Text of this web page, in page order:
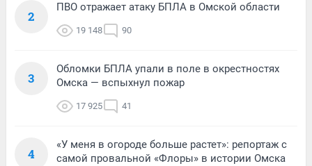
2
ПВО отражает атаку БПЛА в Омской области
19 148 90
3
Обломки БПЛА упали в поле в окрестностях
Омска — вспыхнул пожар
17 925 41
4
«У меня в огороде больше растет»: репортаж с
самой провальной «Флоры» в истории Омска